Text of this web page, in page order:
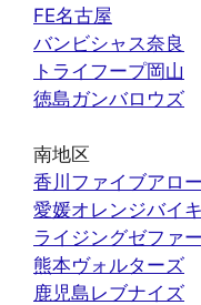
FE名古屋
バンビシャス奈良
トライフープ岡山
徳島ガンバロウズ
南地区
香川ファイブアロ
愛媛オレンジバイ
ライジングゼファ
熊本ヴォルターズ
鹿児島レブナイズ